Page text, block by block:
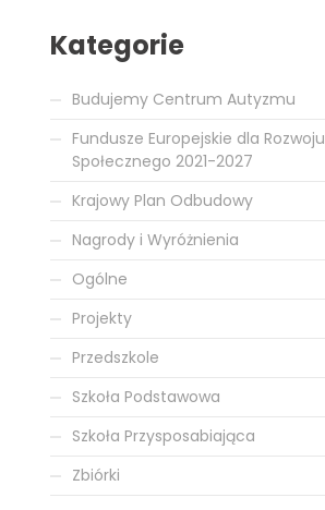
Kategorie
Budujemy Centrum Autyzmu
Fundusze Europejskie dla Rozwoju
Społecznego 2021-2027
Krajowy Plan Odbudowy
Nagrody i Wyróżnienia
Ogólne
Projekty
Przedszkole
Szkoła Podstawowa
Szkoła Przysposabiająca
Zbiórki